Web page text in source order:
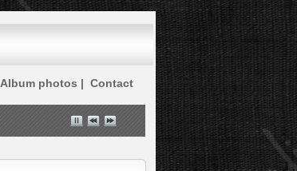
Album photos | Contact